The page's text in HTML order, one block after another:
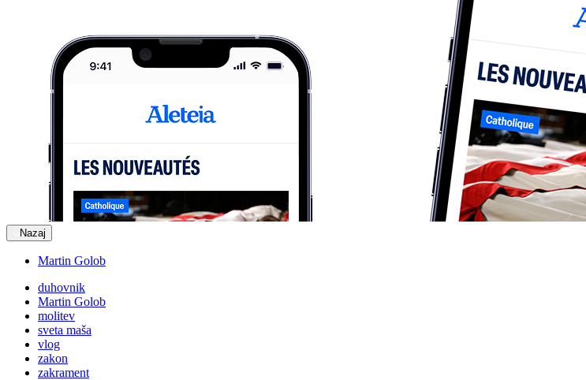
Nazaj
Martin Golob
duhovnik
Martin Golob
molitev
sveta maša
vlog
zakon
zakrament